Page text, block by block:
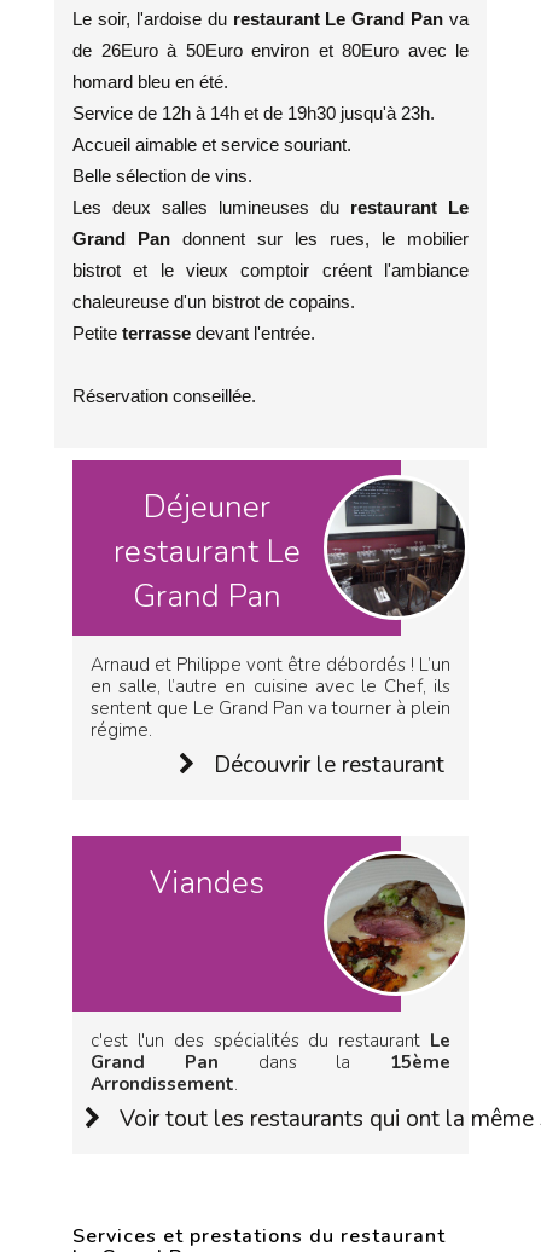
Le soir, l'ardoise du restaurant Le Grand Pan va
de 26Euro à 50Euro environ et 80Euro avec le
homard bleu en été.
Service de 12h à 14h et de 19h30 jusqu'à 23h.
Accueil aimable et service souriant.
Belle sélection de vins.
Les deux salles lumineuses du restaurant Le
Grand Pan donnent sur les rues, le mobilier
bistrot et le vieux comptoir créent l'ambiance
chaleureuse d'un bistrot de copains.
Petite terrasse devant l'entrée.
Réservation conseillée.
Déjeuner
restaurant Le
Grand Pan
Arnaud et Philippe vont être débordés ! L’un
en salle, l’autre en cuisine avec le Chef, ils
sentent que Le Grand Pan va tourner à plein
régime.
Découvrir le restaurant
Viandes
c'est l'un des spécialités du restaurant Le
Grand Pan dans la 15ème
Arrondissement.
Voir tout les restaurants qui ont la même
Services et prestations du restaurant